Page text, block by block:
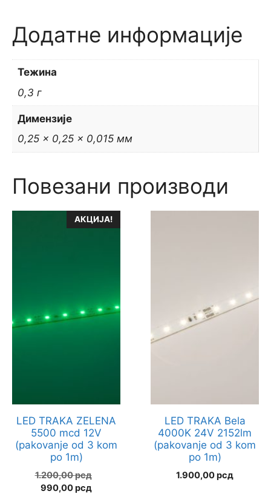
Додатне информације
Тежина
0,3 г
Димензије
0,25 × 0,25 × 0,015 мм
Повезани производи
АКЦИЈА!
LED TRAKA ZELENA
5500 mcd 12V
(pakovanje od 3 kom
po 1m)
1.200,00рсд
990,00рсд
LED TRAKA Bela
4000K 24V 2152lm
(pakovanje od 3 kom
po 1m)
1.900,00рсд